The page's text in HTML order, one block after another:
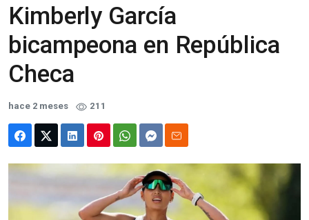
Kimberly García
bicampeona en República
Checa
hace 2 meses 211